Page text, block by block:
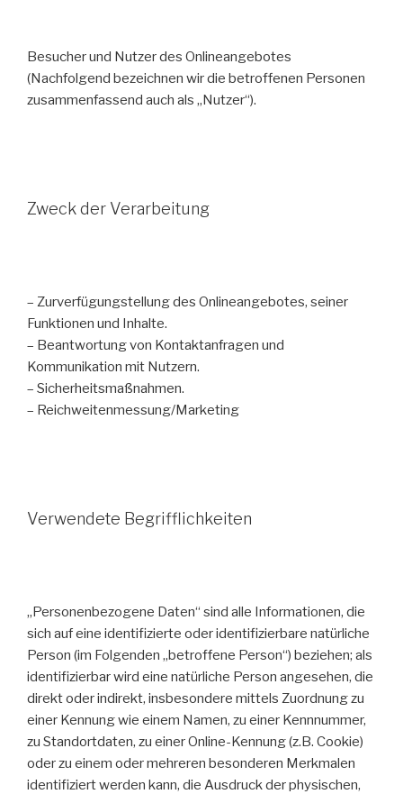
Besucher und Nutzer des Onlineangebotes
(Nachfolgend bezeichnen wir die betroffenen Personen
zusammenfassend auch als „Nutzer“).
Zweck der Verarbeitung
– Zurverfügungstellung des Onlineangebotes, seiner
Funktionen und Inhalte.
– Beantwortung von Kontaktanfragen und
Kommunikation mit Nutzern.
– Sicherheitsmaßnahmen.
– Reichweitenmessung/Marketing
Verwendete Begrifflichkeiten
„Personenbezogene Daten“ sind alle Informationen, die
sich auf eine identifizierte oder identifizierbare natürliche
Person (im Folgenden „betroffene Person“) beziehen; als
identifizierbar wird eine natürliche Person angesehen, die
direkt oder indirekt, insbesondere mittels Zuordnung zu
einer Kennung wie einem Namen, zu einer Kennnummer,
zu Standortdaten, zu einer Online-Kennung (z.B. Cookie)
oder zu einem oder mehreren besonderen Merkmalen
identifiziert werden kann, die Ausdruck der physischen,